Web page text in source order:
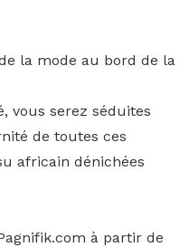
la mode au bord de la
vous serez séduites
de toutes ces
africain dénichées
à partir de